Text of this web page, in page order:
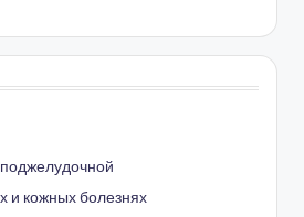
и кожных болезнях